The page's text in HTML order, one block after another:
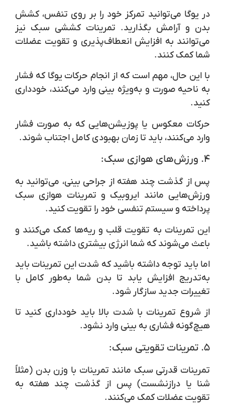
در یوگا می‌توانید تمرکز خود را بر روی تنفس، کشش
بدن و آرامش بگذارید. تمرینات کششی سبک نیز
می‌توانند به افزایش انعطاف‌پذیری و تقویت عضلات
شما کمک کنند.
با این حال، مهم است که از انجام حرکات یوگا که فشار
به ناحیه صورت و به‌ویژه بینی وارد می‌کنند، خودداری
کنید.
حرکات معکوس یا پوزیشن‌هایی که به صورت فشار
وارد می‌کنند، باید تا زمان بهبودی کامل اجتناب شوند.
۴. ورزش‌های هوازی سبک:
پس از گذشت چند هفته از جراحی بینی، می‌توانید به
ورزش‌هایی مانند ایروبیک و تمرینات هوازی سبک
پرداخته و سیستم تنفسی خود را تقویت کنید.
این تمرینات به تقویت قلب و ریه‌ها کمک می‌کنند و
باعث می‌شوند که شما انرژی بیشتری داشته باشید.
اما باید توجه داشته باشید که شدت این تمرینات باید
به‌تدریج افزایش یابد تا بدن شما به‌طور کامل با
تغییرات جدید سازگار شود.
از شروع تمرینات با شدت بالا باید خودداری کنید تا
هیچ‌گونه فشاری به بینی وارد نشود.
۵. تمرینات تقویتی سبک:
تمرینات قدرتی سبک مانند تمرینات با وزن بدن(مثلاً
شنا یا درازنشست) پس از گذشت چند هفته به
تقویت عضلات کمک می‌کنند.